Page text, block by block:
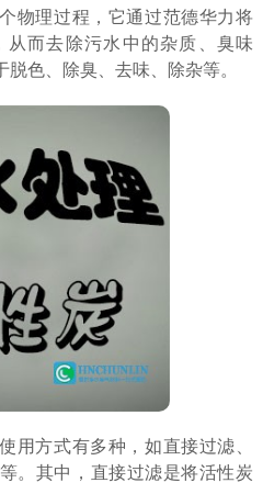
物理过程，它通过范德华力将
而去除污水中的杂质、臭味
色、除臭、去味、除杂等。
用方式有多种，如直接过滤、
。其中，直接过滤是将活性炭